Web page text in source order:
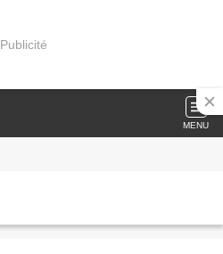
Publicité
MENU